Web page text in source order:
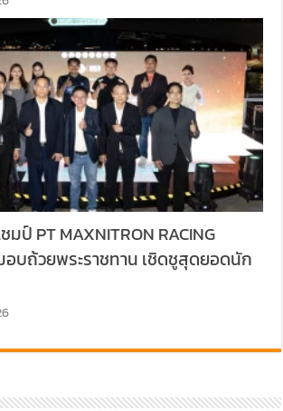
ป์ PT MAXNITRON RACING
อบถ้วยพระราชทาน เชิดชูสุดยอดนัก